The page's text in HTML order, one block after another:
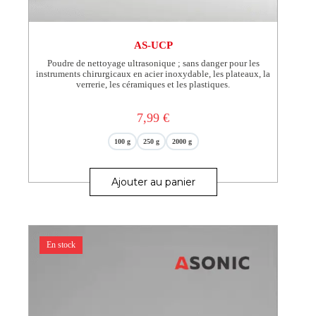
AS-UCP
Poudre de nettoyage ultrasonique ; sans danger pour les
instruments chirurgicaux en acier inoxydable, les plateaux, la
verrerie, les céramiques et les plastiques.
7,99€
100 g 250 g 2000 g
Ajouter au panier
a
Les
En stock